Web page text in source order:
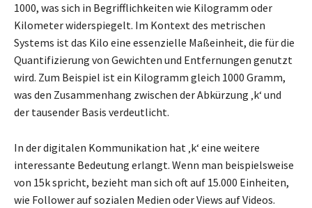
1000, was sich in Begrifflichkeiten wie Kilogramm oder
Kilometer widerspiegelt. Im Kontext des metrischen
Systems ist das Kilo eine essenzielle Maßeinheit, die für die
Quantifizierung von Gewichten und Entfernungen genutzt
wird. Zum Beispiel ist ein Kilogramm gleich 1000 Gramm,
was den Zusammenhang zwischen der Abkürzung ‚k‘ und
der tausender Basis verdeutlicht.
In der digitalen Kommunikation hat ‚k‘ eine weitere
interessante Bedeutung erlangt. Wenn man beispielsweise
von 15k spricht, bezieht man sich oft auf 15.000 Einheiten,
wie Follower auf sozialen Medien oder Views auf Videos.